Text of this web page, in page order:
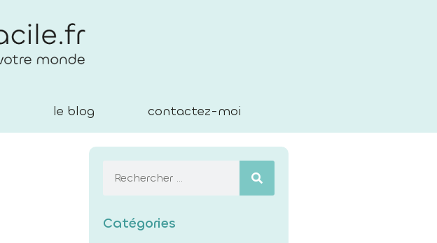
le blog contactez-moi
Catégories